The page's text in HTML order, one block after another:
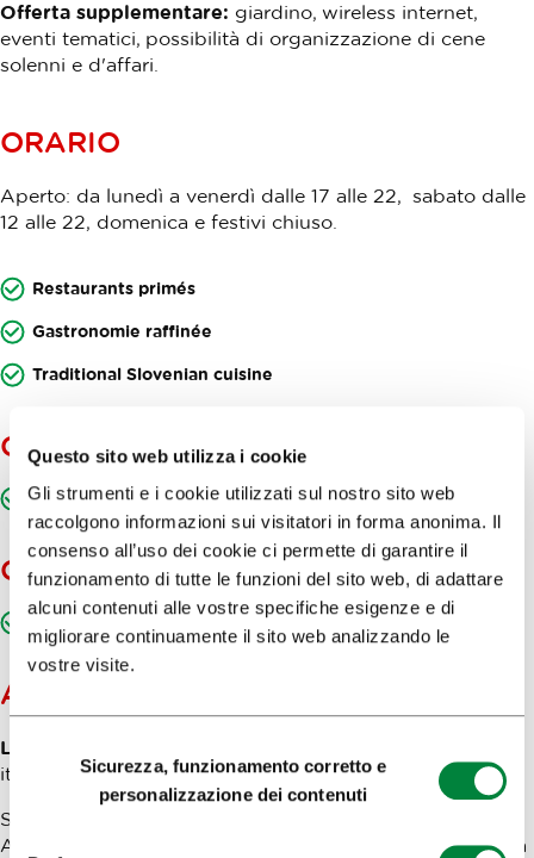
Questo sito web utilizza i cookie
Gli strumenti e i cookie utilizzati sul nostro sito web
raccolgono informazioni sui visitatori in forma anonima. Il
consenso all’uso dei cookie ci permette di garantire il
funzionamento di tutte le funzioni del sito web, di adattare
alcuni contenuti alle vostre specifiche esigenze e di
migliorare continuamente il sito web analizzando le
vostre visite.
del
Sicurezza, funzionamento corretto e
personalizzazione dei contenuti
Offerta supplementare: giardino, wireless internet,
eventi tematici, possibilità di organizzazione di cene
solenni e d'affari.
ORARIO
Aperto: da lunedì a venerdì dalle 17 alle 22, sabato dalle
12 alle 22, domenica e festivi chiuso.
Restaurants primés
Gastronomie raffinée
Traditional Slovenian cuisine
OFFERTA GASTRONOMICA
Taste Ljubljana
OFFERTA AGGIUNTIVA
Ljubljana Quality
APPUNTI
Lingue di comunicazione:
italiano.
Sono gradite le prenotazioni.
Accessibile alle persone in sedia a rotelle o con difficoltà